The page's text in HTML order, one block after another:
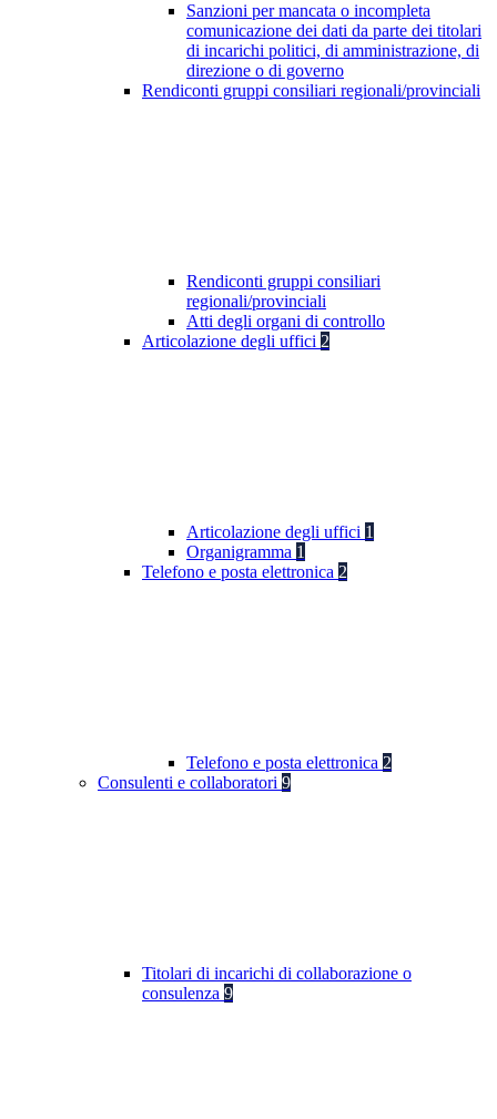
Sanzioni per mancata o incompleta
comunicazione dei dati da parte dei titolari
di incarichi politici, di amministrazione, di
direzione o di governo
Rendiconti gruppi consiliari regionali/provinciali
Rendiconti gruppi consiliari
regionali/provinciali
Atti degli organi di controllo
Articolazione degli uffici 2
Articolazione degli uffici 1
Organigramma 1
Telefono e posta elettronica 2
Telefono e posta elettronica 2
Consulenti e collaboratori 9
Titolari di incarichi di collaborazione o
consulenza 9